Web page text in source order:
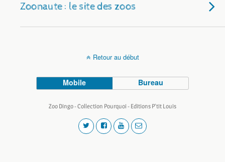
Zoonaute : le site des zoos
Retour au début
Mobile Bureau
Zoo Dingo - Collection Pourquoi - Editions P'tit Louis